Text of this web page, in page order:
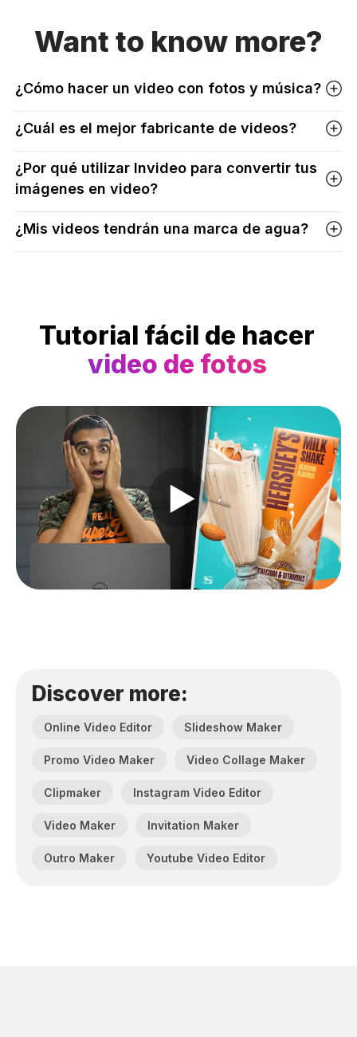
Want to know more?
¿Cómo hacer un video con fotos y música?
¿Cuál es el mejor fabricante de videos?
¿Por qué utilizar Invideo para convertir tus
imágenes en video?
¿Mis videos tendrán una marca de agua?
Tutorial fácil de hacer
video de fotos
Discover more:
Online Video Editor Slideshow Maker
Promo Video Maker Video Collage Maker
Clipmaker Instagram Video Editor
Video Maker Invitation Maker
Outro Maker Youtube Video Editor